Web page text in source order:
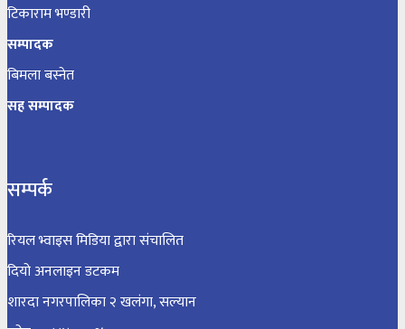
टिकाराम भण्डारी
सम्पादक
बिमला बस्नेत
सह सम्पादक
सम्पर्क
रियल भ्वाइस मिडिया द्वारा संचालित
दियो अनलाइन डटकम
शारदा नगरपालिका २ खलंगा, सल्यान